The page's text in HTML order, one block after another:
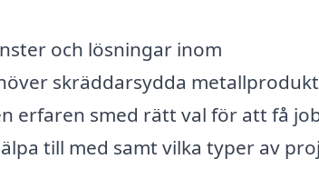
och lösningar inom
skräddarsydda
erfaren smed rätt val för att få
till med samt vilka typer av